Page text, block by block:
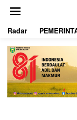
Radar